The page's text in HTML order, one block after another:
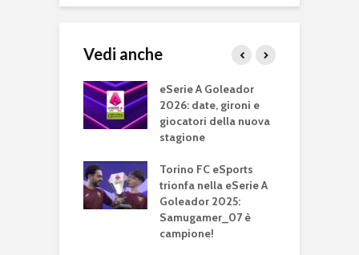
Vedi anche
eSerie A Goleador
2026: date, gironi e
giocatori della nuova
stagione
Torino FC eSports
trionfa nella eSerie A
Goleador 2025:
Samugamer_07 è
campione!